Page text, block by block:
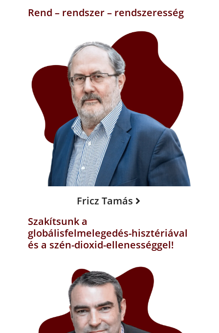
Rend – rendszer – rendszeresség
Fricz Tamás
Szakítsunk a
globálisfelmelegedés-hisztériával
és a szén-dioxid-ellenességgel!